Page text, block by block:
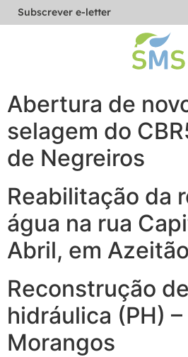
Subscrever e-letter
Abertura de
selagem do
de Negreiros
Reabilitação da
água na rua
Abril, em Azeitão
Reconstrução
hidráulica (PH)
Morangos